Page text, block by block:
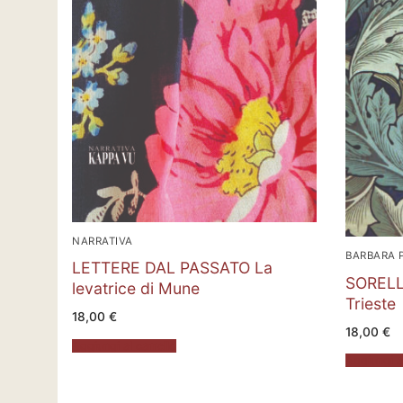
NARRATIVA
LETTERE DAL PASSATO La
levatrice di Mune
18,00 €
BARBARA
Trieste
18,00 €